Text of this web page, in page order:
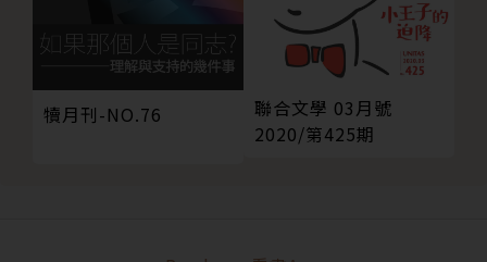
犢月刊-NO.76
聯合文學 03月號
2020/第425期